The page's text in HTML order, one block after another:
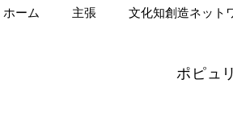
ホーム 主張 文化知創造ネット
ポピュリズムはネオリ